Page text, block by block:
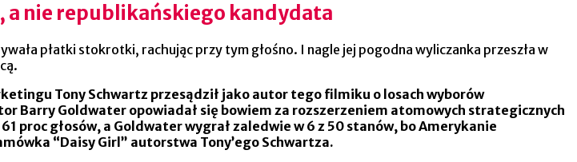
a nie republikańskiego kandydata
płatki stokrotki, rachując przy tym głośno. I nagle jej pogodna wyliczanka przeszła w
Tony Schwartz przesądził jako autor tego filmiku o losach wyborów
Barry Goldwater opowiadał się bowiem za rozszerzeniem atomowych strategicznych
głosów, a Goldwater wygrał zaledwie w 6 z 50 stanów, bo Amerykanie
“Daisy Girl” autorstwa Tony’ego Schwartza.